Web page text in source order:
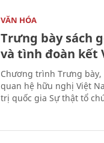
VĂN HÓA
Trưng bày sách
và tình đoàn kết
Chương trình Trưng
quan hệ hữu nghị Việt
trị quốc gia Sự thật tổ